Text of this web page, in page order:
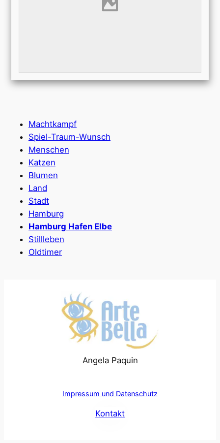
Machtkampf
Spiel-Traum-Wunsch
Menschen
Katzen
Blumen
Land
Stadt
Hamburg
Hamburg Hafen Elbe
Stillleben
Oldtimer
Angela Paquin
Impressum und Datenschutz
Kontakt